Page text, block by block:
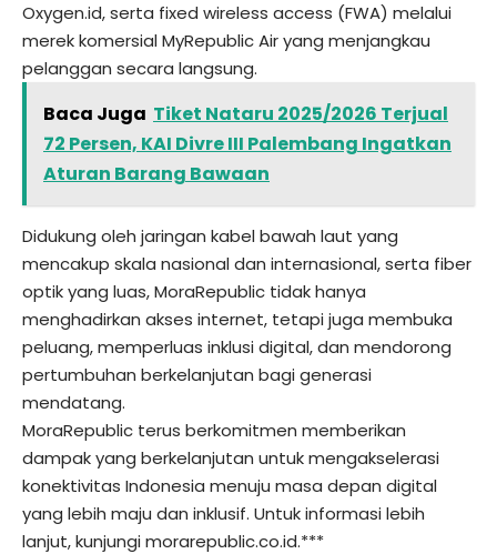
Oxygen.id, serta fixed wireless access (FWA) melalui
merek komersial MyRepublic Air yang menjangkau
pelanggan secara langsung.
Baca Juga Tiket Nataru 2025/2026 Terjual
72 Persen, KAI Divre III Palembang Ingatkan
Aturan Barang Bawaan
Didukung oleh jaringan kabel bawah laut yang
mencakup skala nasional dan internasional, serta fiber
optik yang luas, MoraRepublic tidak hanya
menghadirkan akses internet, tetapi juga membuka
peluang, memperluas inklusi digital, dan mendorong
pertumbuhan berkelanjutan bagi generasi
mendatang.
MoraRepublic terus berkomitmen memberikan
dampak yang berkelanjutan untuk mengakselerasi
konektivitas Indonesia menuju masa depan digital
yang lebih maju dan inklusif. Untuk informasi lebih
lanjut, kunjungi morarepublic.co.id.***